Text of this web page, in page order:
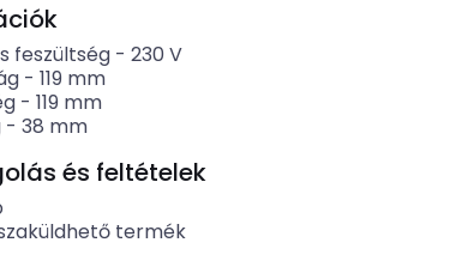
feszültség- 230 V
- 119 mm
- 119 mm
- 38 mm
és feltételek
termék